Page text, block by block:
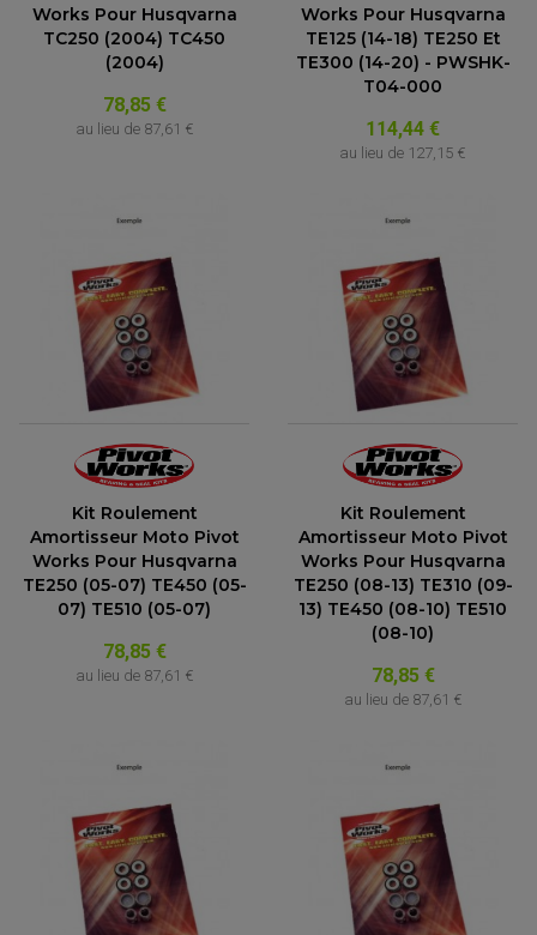
FEUX ADDITIONNELS
KIT RECONDITIONNEMENT DEMARREUR
POMPE A ESSENCE
REDRESSEUR / REGULATEUR
ENTRETIEN MOTO
OUTILLAGE
PRODUIT D'ENTRETIEN
FREINAGE
DISQUE DE FREIN AVANT
ACCESSOIRE + VISSERIE FREINAGE
DISQUE DE FREIN ARRIERE
PLAQUETTE DE FREIN ARRIERE
MAÎTRE CYLINDRE
Works Pour Husqvarna
TC250 (2004) TC450
(2004)
78,85 €
au lieu de 87,61 €
Works Pour Husqvarna
TE125 (14-18) TE250 Et
TE300 (14-20) - PWSHK-
T04-000
114,44 €
au lieu de 127,15 €
Kit Roulement
Amortisseur Moto Pivot
Works Pour Husqvarna
TE250 (05-07) TE450 (05-
07) TE510 (05-07)
78,85 €
au lieu de 87,61 €
Kit Roulement
Amortisseur Moto Pivot
Works Pour Husqvarna
TE250 (08-13) TE310 (09-
13) TE450 (08-10) TE510
(08-10)
78,85 €
au lieu de 87,61 €